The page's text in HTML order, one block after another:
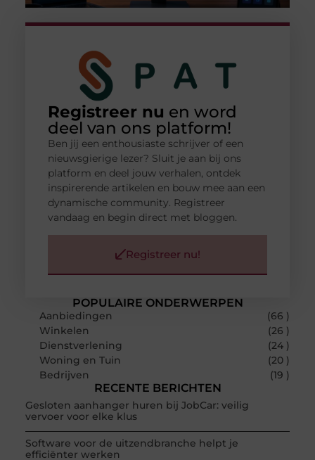
POPULAIRE ONDERWERPEN
Aanbiedingen
(66 )
Winkelen
(26 )
Dienstverlening
(24 )
Woning en Tuin
(20 )
Bedrijven
(19 )
RECENTE BERICHTEN
Gesloten aanhanger huren bij JobCar: veilig
vervoer voor elke klus
Software voor de uitzendbranche helpt je
efficiënter werken
Registreer nu en word
deel van ons platform!
Ben jij een enthousiaste schrijver of een
nieuwsgierige lezer? Sluit je aan bij ons
platform en deel jouw verhalen, ontdek
inspirerende artikelen en bouw mee aan een
dynamische community. Registreer
vandaag en begin direct met bloggen.
Registreer nu!